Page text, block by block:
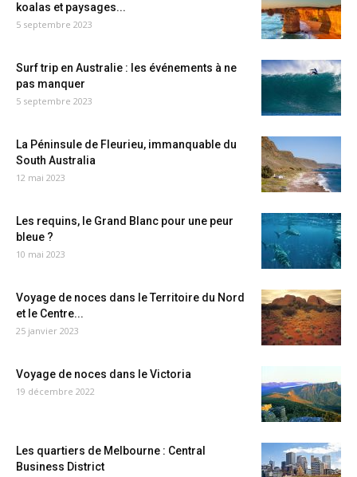
koalas et paysages...
5 septembre 2023
Surf trip en Australie : les événements à ne
pas manquer
5 septembre 2023
La Péninsule de Fleurieu, immanquable du
South Australia
12 mai 2023
Les requins, le Grand Blanc pour une peur
bleue ?
10 mai 2023
Voyage de noces dans le Territoire du Nord
et le Centre...
25 janvier 2023
Voyage de noces dans le Victoria
19 décembre 2022
Les quartiers de Melbourne : Central
Business District